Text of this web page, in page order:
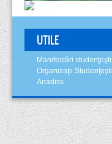
UTILE
Manifestări studenţeşti
Organizaţii Studenţeşti
Anadiss